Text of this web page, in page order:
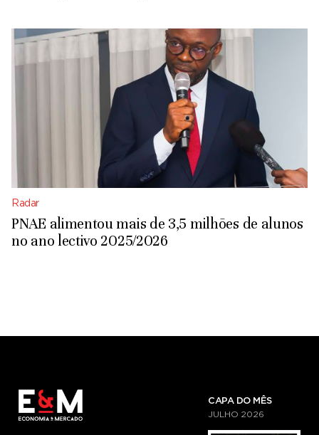
Radar
PNAE alimentou mais de 3,5 milhões de alunos
no ano lectivo 2025/2026
CAPA DO MÊS
JULHO 2026